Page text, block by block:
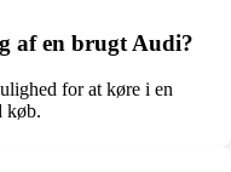
af en brugt Audi?
for at køre i en
køb.